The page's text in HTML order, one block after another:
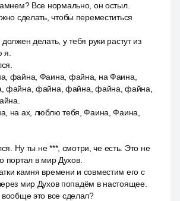
Все нормально, он остыл.
сделать, чтобы переместиться
делать, у тебя руки растут из
файна, Фаина, файна, на Фаина,
файна, файна, файна, файна, файна,
на ах, люблю тебя, Фаина, Фаина,
Ну ты не ***, смотри, че есть. Это не
портал в мир Духов.
камня времени и совместим его с
мир Духов попадём в настоящее.
вообще это все сделал?